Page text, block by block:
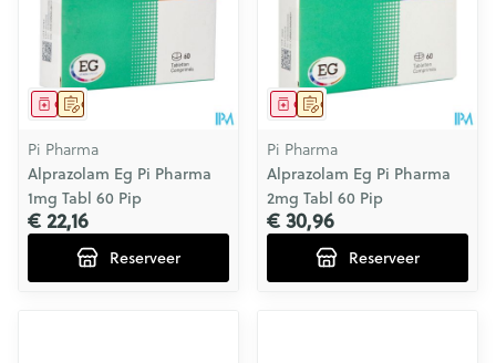
Op voorschrift
Geneesmiddel
Pi Pharma
Alprazolam Eg Pi Pharma
1mg Tabl 60 Pip
€ 22,16
Reserveer
Op voorschrift
Geneesmiddel
Pi Pharma
Alprazolam Eg Pi Pharma
2mg Tabl 60 Pip
€ 30,96
Reserveer